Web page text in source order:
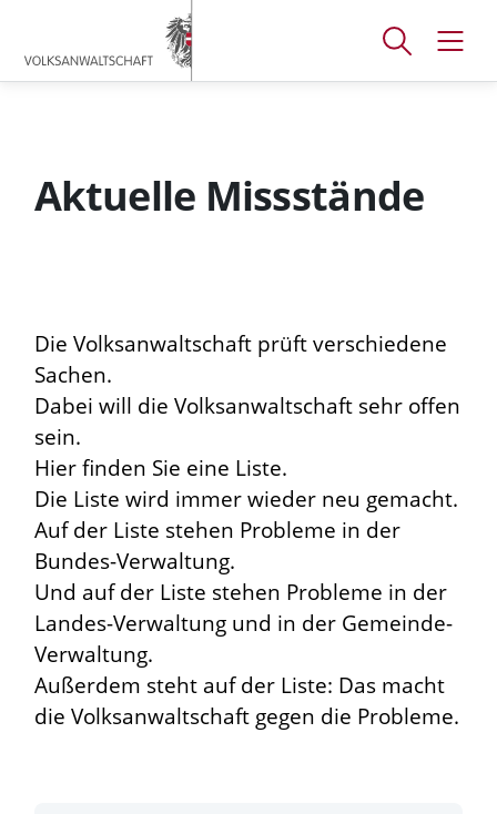
Zum
Hauptmenü
Zum
Inhalt
Zum
Footer
Suchfenster
Aktuelle Missstände
Die Volksanwaltschaft prüft verschiedene
Sachen.
Dabei will die Volksanwaltschaft sehr offen
sein.
Hier finden Sie eine Liste.
Die Liste wird immer wieder neu gemacht.
Auf der Liste stehen Probleme in der
Bundes-Verwaltung.
Und auf der Liste stehen Probleme in der
Landes-Verwaltung und in der Gemeinde-
Verwaltung.
Außerdem steht auf der Liste: Das macht
die Volksanwaltschaft gegen die Probleme.